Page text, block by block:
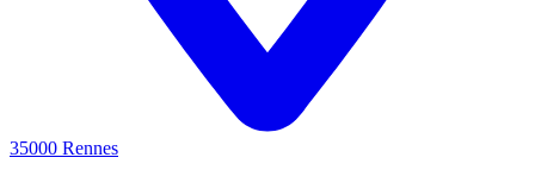
35000 Rennes